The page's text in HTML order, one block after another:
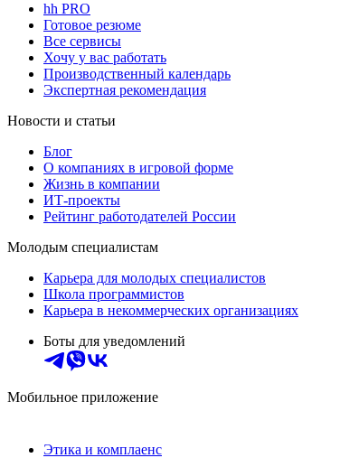
hh PRO
Готовое резюме
Все сервисы
Хочу у вас работать
Производственный календарь
Экспертная рекомендация
Новости и статьи
Блог
О компаниях в игровой форме
Жизнь в компании
ИТ-проекты
Рейтинг работодателей России
Молодым специалистам
Карьера для молодых специалистов
Школа программистов
Карьера в некоммерческих организациях
Боты для уведомлений
Мобильное приложение
Этика и комплаенс